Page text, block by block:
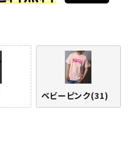
ベビーピンク(31)